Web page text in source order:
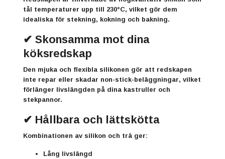
tål temperaturer upp till 230°C, vilket gör dem
idealiska för stekning, kokning och bakning.
✔ Skonsamma mot dina
köksredskap
Den mjuka och flexibla silikonen gör att redskapen
inte repar eller skadar non-stick-beläggningar, vilket
förlänger livslängden på dina kastruller och
stekpannor.
✔ Hållbara och lättskötta
Kombinationen av silikon och trä ger:
Lång livslängd